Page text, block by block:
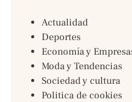
Actualidad
Deportes
Economía y
Moda y Tendencias
Sociedad y cultura
Politica de cookies